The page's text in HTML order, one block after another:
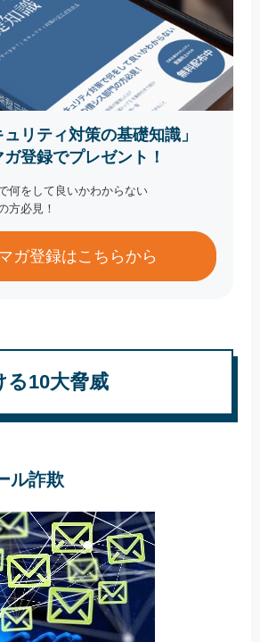
リティ対策の基礎知識」
ガ登録でプレゼント！
何をして良いかわからない
方必見！
ガ登録はこちらから
る10大脅威
ル詐欺